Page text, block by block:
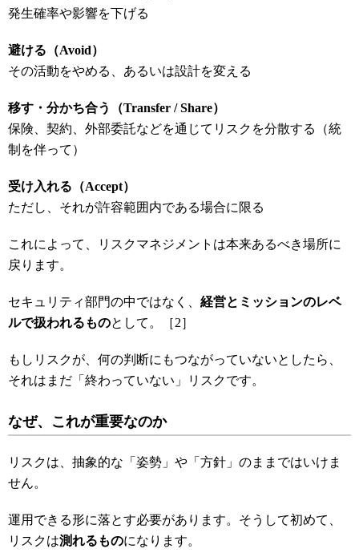
発生確率や影響を下げる
避ける（Avoid）
その活動をやめる、あるいは設計を変える
移す・分かち合う（Transfer / Share）
保険、契約、外部委託などを通じてリスクを分散する（統
制を伴って）
受け入れる（Accept）
ただし、それが許容範囲内である場合に限る
これによって、リスクマネジメントは本来あるべき場所に
戻ります。
セキュリティ部門の中ではなく、 経営とミッションのレベ
ルで扱われるものとして。［2］
もしリスクが、何の判断にもつながっていないとしたら、
それはまだ「終わっていない」リスクです。
なぜ、これが重要なのか
リスクは、抽象的な「姿勢」や「方針」のままではいけま
せん。
運用できる形に落とす必要があります。そうして初めて、
リスクは測れるものになります。